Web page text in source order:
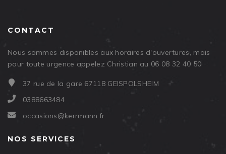
CONTACT
Nous sommes disponibles aux horaires d'ouvertures, mais
pour toute urgence appelez Christian au 06 08 32 40 50
37 rue de la gare 67118 GEISPOLSHEIM
0388663484
occasions@kerrmann.fr
NOS SERVICES